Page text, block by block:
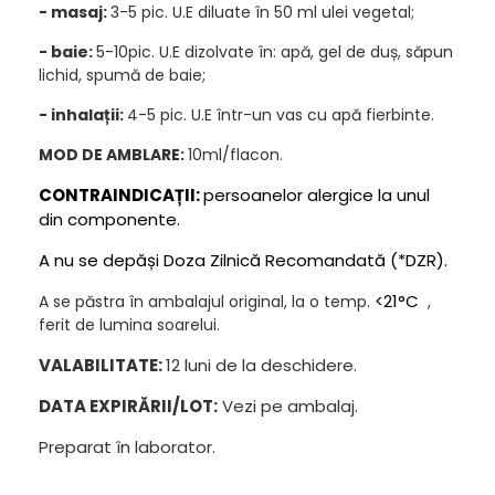
- masaj:3-5 pic. U.E diluate în 50 ml ulei vegetal;
- baie:5-10pic. U.E dizolvate în: apă, gel de duș, săpun
lichid, spumă de baie;
- inhalații: 4-5 pic. U.E într-un vas cu apă fierbinte.
MOD DE AMBLARE:10ml/flacon.
CONTRAINDICAȚII:persoanelor alergice la unul
din componente.
A nu se depăși Doza Zilnică Recomandată (*DZR).
A se păstra în ambalajul original, la o temp. <21°C ,
ferit de lumina soarelui.
VALABILITATE:12 luni de la deschidere.
DATA EXPIRĂRII/LOT:Vezi pe ambalaj.
Preparat în laborator.